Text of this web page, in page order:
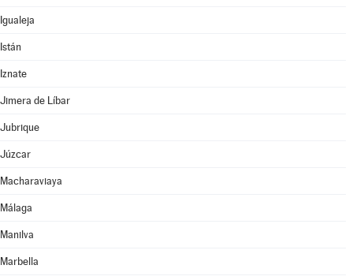
Igualeja
Istán
Iznate
Jimera de Líbar
Jubrique
Júzcar
Macharaviaya
Málaga
Manilva
Marbella